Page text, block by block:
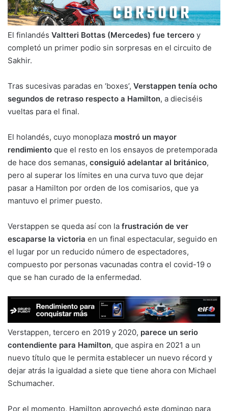
El finlandés Valtteri Bottas (Mercedes) fue tercero y
completó un primer podio sin sorpresas en el circuito de
Sakhir.
Tras sucesivas paradas en ‘boxes’, Verstappen tenía ocho
segundos de retraso respecto a Hamilton, a dieciséis
vueltas para el final.
El holandés, cuyo monoplaza mostró un mayor
rendimiento que el resto en los ensayos de pretemporada
de hace dos semanas, consiguió adelantar al británico,
pero al superar los límites en una curva tuvo que dejar
pasar a Hamilton por orden de los comisarios, que ya
mantuvo el primer puesto.
Verstappen se queda así con la frustración de ver
escaparse la victoria en un final espectacular, seguido en
el lugar por un reducido número de espectadores,
compuesto por personas vacunadas contra el covid-19 o
que se han curado de la enfermedad.
Verstappen, tercero en 2019 y 2020, parece un serio
contendiente para Hamilton, que aspira en 2021 a un
nuevo título que le permita establecer un nuevo récord y
dejar atrás la igualdad a siete que tiene ahora con Michael
Schumacher.
Por el momento, Hamilton aprovechó este domingo para